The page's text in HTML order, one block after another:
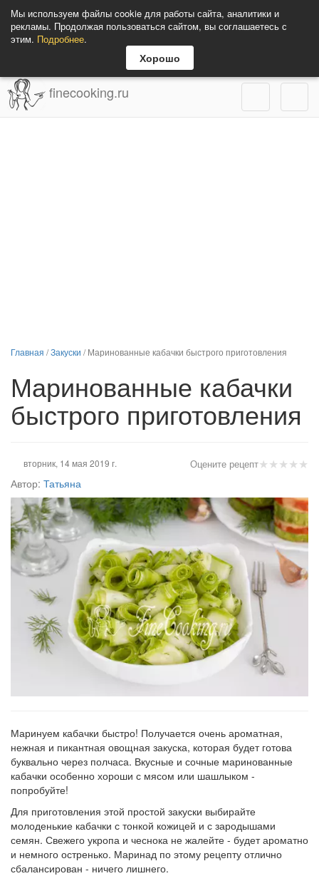
Мы используем файлы cookie для работы сайта, аналитики и
рекламы. Продолжая пользоваться сайтом, вы соглашаетесь с
этим. Подробнее.
Хорошо
finecooking.ru
Главная /Закуски /Маринованные кабачки быстрого приготовления
Маринованные кабачки
быстрого приготовления
★★★★★
Оцените рецепт
вторник, 14 мая 2019 г.
Автор: Татьяна
Маринуем кабачки быстро! Получается очень ароматная,
нежная и пикантная овощная закуска, которая будет готова
буквально через полчаса. Вкусные и сочные маринованные
кабачки особенно хороши с мясом или шашлыком -
попробуйте!
Для приготовления этой простой закуски выбирайте
молоденькие кабачки с тонкой кожицей и с зародышами
семян. Свежего укропа и чеснока не жалейте - будет ароматно
и немного остренько. Маринад по этому рецепту отлично
сбалансирован - ничего лишнего.